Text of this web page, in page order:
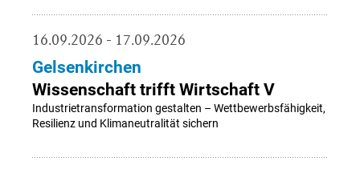
16.09.2026 - 17.09.2026
Gelsenkirchen
Wissenschaft trifft Wirtschaft V
Industrietransformation gestalten – Wettbewerbsfähigkeit,
Resilienz und Klimaneutralität sichern